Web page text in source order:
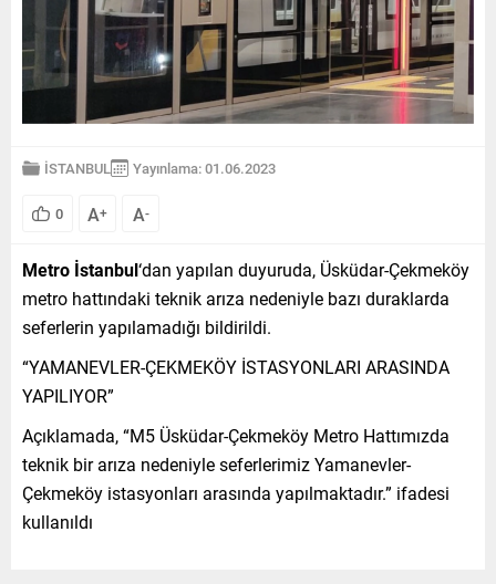
İSTANBUL Yayınlama: 01.06.2023
0 A+ A-
Metro İstanbul‘dan yapılan duyuruda, Üsküdar-Çekmeköy
metro hattındaki teknik arıza nedeniyle bazı duraklarda
seferlerin yapılamadığı bildirildi.
“YAMANEVLER-ÇEKMEKÖY İSTASYONLARI ARASINDA
YAPILIYOR”
Açıklamada, “M5 Üsküdar-Çekmeköy Metro Hattımızda
teknik bir arıza nedeniyle seferlerimiz Yamanevler-
Çekmeköy istasyonları arasında yapılmaktadır.” ifadesi
kullanıldı